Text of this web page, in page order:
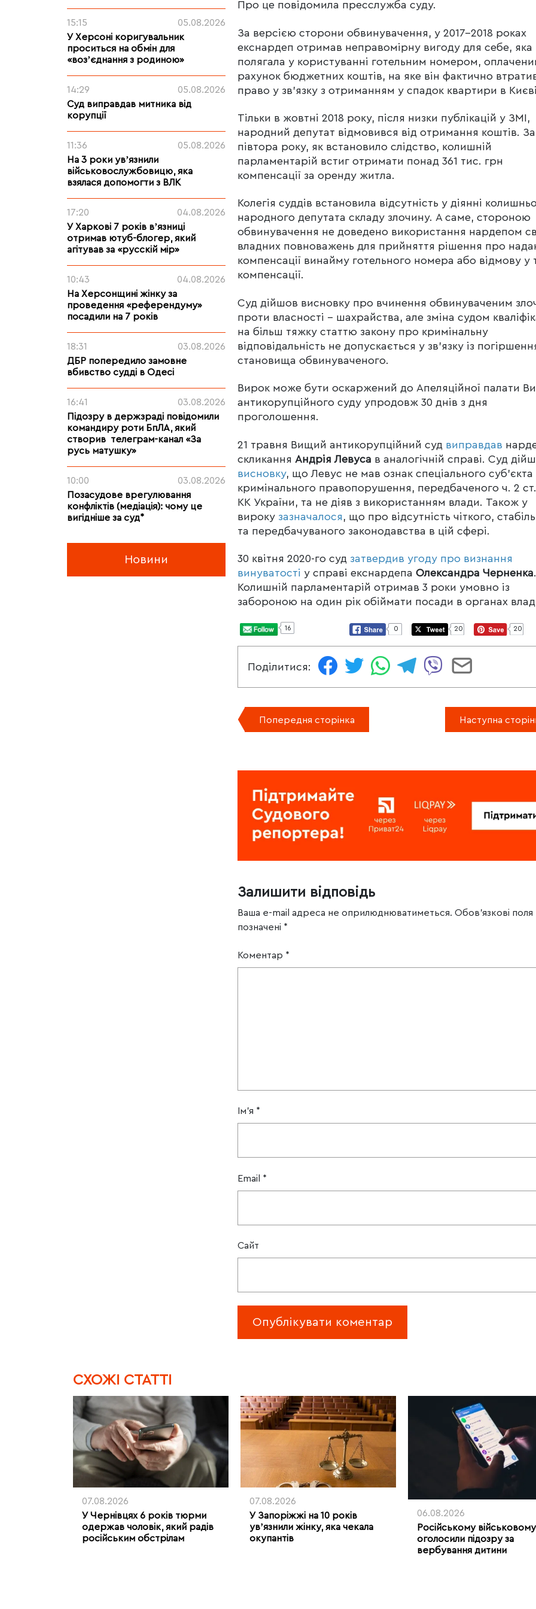
15:15
05.08.2026
У Херсоні коригувальник
проситься на обмін для
«возʼєднання з родиною»
14:29
05.08.2026
Суд виправдав митника від
корупції
11:36
05.08.2026
На 3 роки увʼязнили
військовослужбовицю, яка
взялася допомогти з ВЛК
17:20
04.08.2026
У Харкові 7 років вʼязниці
отримав ютуб-блогер, який
агітував за «русскій мір»
10:43
04.08.2026
На Херсонщині жінку за
проведення «референдуму»
посадили на 7 років
18:31
03.08.2026
ДБР попередило замовне
вбивство судді в Одесі
16:41
03.08.2026
Підозру в держзраді повідомили
командиру роти БпЛА, який
створив телеграм-канал «За
русь матушку»
10:00
03.08.2026
Позасудове врегулювання
конфліктів (медіація): чому це
вигідніше за суд*
Новини
Про це повідомила пресслужба суду.
За версією сторони обвинувачення, у 2017-2018 роках
екснардеп отримав неправомірну вигоду для себе, яка
полягала у користуванні готельним номером,
рахунок бюджетних коштів, на яке він фактично
право у зв’язку з отриманням у спадок квартири в
Тільки в жовтні 2018 року, після низки публікацій у ЗМІ,
народний депутат відмовився від отримання коштів. За
півтора року, як встановило слідство, колишній
парламентарій встиг отримати понад 361 тис. грн
компенсації за оренду житла.
Колегія суддів встановила відсутність у діянні
народного депутата складу злочину. А саме, стороною
обвинувачення не доведено використання нардепом
владних повноважень для прийняття рішення про
компенсації винайму готельного номера або відмову у
компенсації.
Суд дійшов висновку про вчинення обвинуваченим
проти власності – шахрайства, але зміна судом
на більш тяжку статтю закону про кримінальну
відповідальність не допускається у зв’язку із
становища обвинуваченого.
Вирок може бути оскаржений до Апеляційної палати
антикорупційного суду упродовж 30 днів з дня
проголошення.
21 травня Вищий антикорупційний суд виправдав
скликання Андрія Левуса в аналогічній справі. Суд
висновку, що Левус не мав ознак спеціального суб’єкта
кримінального правопорушення, передбаченого ч. 2
КК України, та не діяв з використанням влади. Також у
вироку зазначалося , що про відсутність чіткого,
та передбачуваного законодавства в цій сфері.
30 квітня 2020-го суд затвердив угоду про визнання
винуватості у справі екснардепа Олександра Черненка.
Колишній парламентарій отримав 3 роки умовно із
забороною на один рік обіймати посади в органах
16 0 20 20
Поділитися:
Попередня сторінка Наступна
Залишити відповідь
Ваша e-mail адреса не оприлюднюватиметься. Обов’язкові поля
позначені *
Коментар *
Ім'я *
Email *
Сайт
CХОЖІ СТАТТІ
07.08.2026
У Чернівцях 6 років тюрми
одержав чоловік, який радів
російським обстрілам
07.08.2026
У Запоріжжі на 10 років
увʼязнили жінку, яка чекала
окупантів
06.08.2026
Російському військовому
оголосили підозру за
вербування дитини